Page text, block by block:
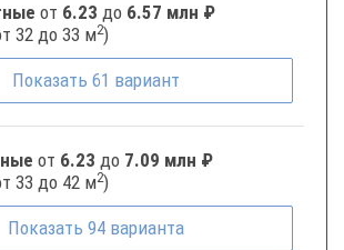
от 6.23 до 6.57 млн ₽
32 до 33 м2)
Показать 61 вариант
от 6.23 до 7.09 млн ₽
33 до 42 м2)
Показать 94 варианта